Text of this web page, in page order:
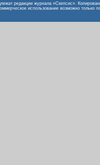
редакции журнала «Скепсис».
использование возможно только